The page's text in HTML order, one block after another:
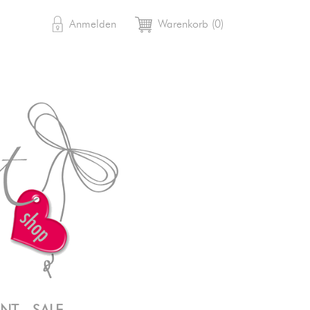
 Anmelden shopping_cart Warenkorb (0)